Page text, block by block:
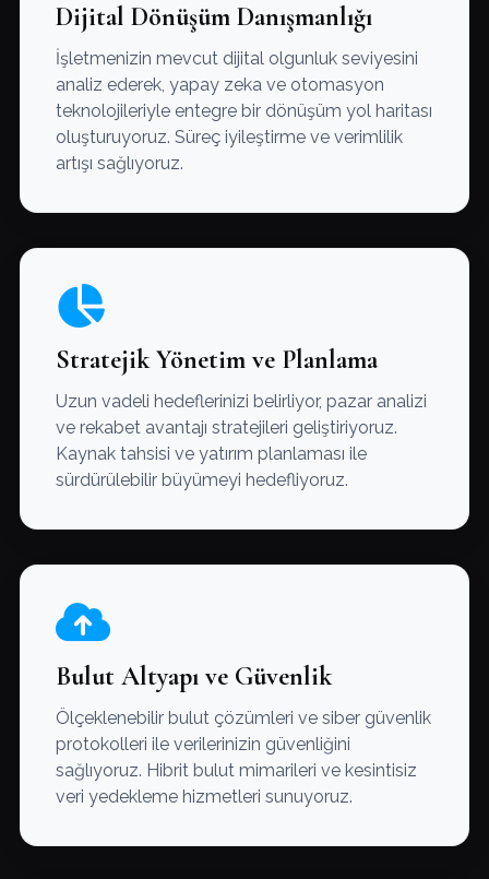
Dijital Dönüşüm Danışmanlığı
İşletmenizin mevcut dijital olgunluk seviyesini
analiz ederek, yapay zeka ve otomasyon
teknolojileriyle entegre bir dönüşüm yol haritası
oluşturuyoruz. Süreç iyileştirme ve verimlilik
artışı sağlıyoruz.
Stratejik Yönetim ve Planlama
Uzun vadeli hedeflerinizi belirliyor, pazar analizi
ve rekabet avantajı stratejileri geliştiriyoruz.
Kaynak tahsisi ve yatırım planlaması ile
sürdürülebilir büyümeyi hedefliyoruz.
Bulut Altyapı ve Güvenlik
Ölçeklenebilir bulut çözümleri ve siber güvenlik
protokolleri ile verilerinizin güvenliğini
sağlıyoruz. Hibrit bulut mimarileri ve kesintisiz
veri yedekleme hizmetleri sunuyoruz.